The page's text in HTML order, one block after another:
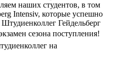
наших студентов, в том
Intensiv, которые успешно
Гейдельберг
сезона поступления!
на